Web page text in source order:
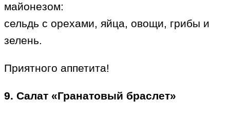
майонезом:
сельдь с орехами, яйца, овощи, грибы и
зелень.
Приятного аппетита!
9. Салат «Гранатовый браслет»